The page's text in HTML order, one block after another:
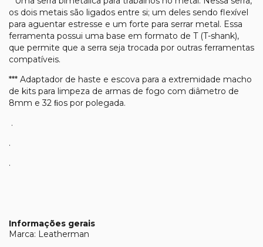
os dois metais são ligados entre si; um deles sendo flexível
para aguentar estresse e um forte para serrar metal. Essa
ferramenta possui uma base em formato de T (T-shank),
que permite que a serra seja trocada por outras ferramentas
compatíveis.
*** Adaptador de haste e escova para a extremidade macho
de kits para limpeza de armas de fogo com diâmetro de
8mm e 32 ﬁos por polegada.
.
.
.
Informações gerais
Marca: Leatherman